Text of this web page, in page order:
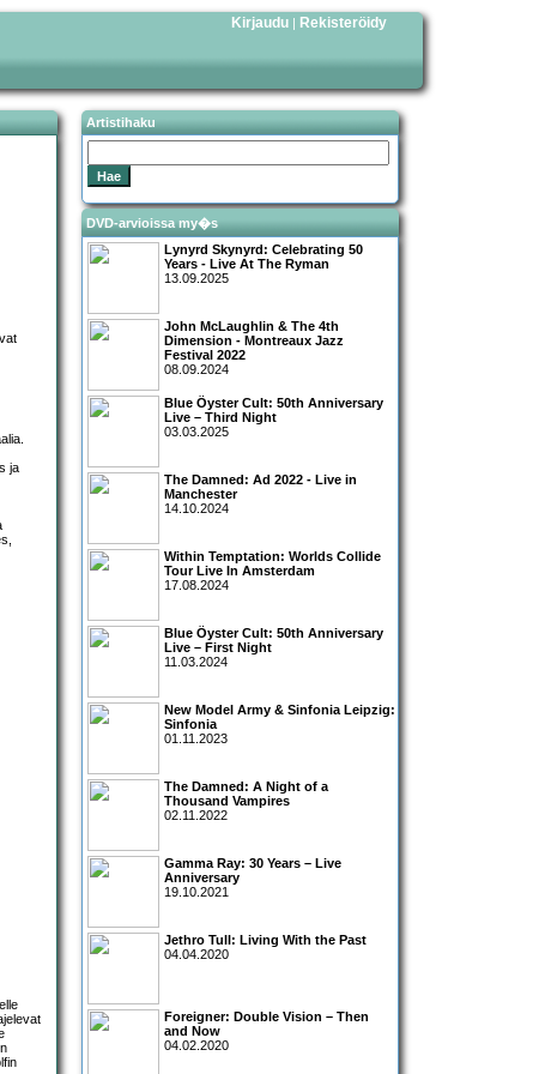
Kirjaudu | Rekisteröidy
ja
Artistihaku
DVD-arvioissa my�s
Lynyrd Skynyrd: Celebrating 50
Years - Live At The Ryman
13.09.2025
John McLaughlin & The 4th
Dimension - Montreaux Jazz
Festival 2022
08.09.2024
Blue Öyster Cult: 50th Anniversary
Live – Third Night
03.03.2025
The Damned: Ad 2022 - Live in
Manchester
14.10.2024
Within Temptation: Worlds Collide
Tour Live In Amsterdam
17.08.2024
Blue Öyster Cult: 50th Anniversary
Live – First Night
11.03.2024
New Model Army & Sinfonia Leipzig:
Sinfonia
01.11.2023
The Damned: A Night of a
Thousand Vampires
02.11.2022
Gamma Ray: 30 Years – Live
Anniversary
19.10.2021
Jethro Tull: Living With the Past
04.04.2020
Foreigner: Double Vision – Then
and Now
04.02.2020